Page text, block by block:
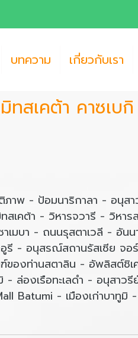
บทความ เกี่ยวกับเรา
ทสเคต้า คาซเบ
าพ - ป้อมนาริกาลา - อนุสา
เคต้า - วิหารจวารี - วิหารส
เมบา - ถนนรุสตาเวลี - อัน
รี - อนุสรณ์สถานรัสเซีย จ
องท่านสตาลิน - อัพลิสต์ชิเ
ล่องเรือทะเลดำ - อนุสาวรี
Batumi - เมืองเก่าบาทูมิ